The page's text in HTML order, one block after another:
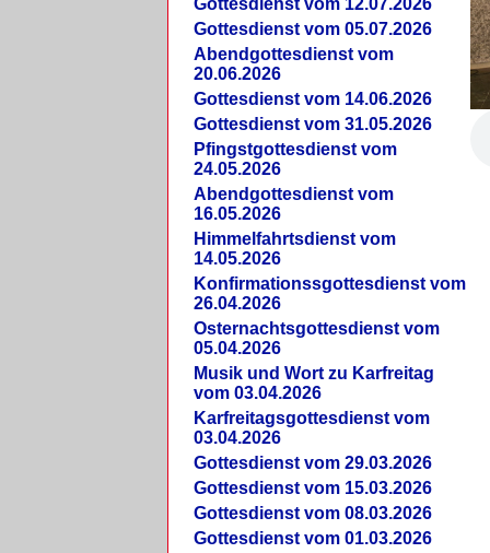
Gottesdienst vom 12.07.2026
Gottesdienst vom 05.07.2026
Abendgottesdienst vom
20.06.2026
Gottesdienst vom 14.06.2026
Gottesdienst vom 31.05.2026
Pfingstgottesdienst vom
24.05.2026
Abendgottesdienst vom
16.05.2026
Himmelfahrtsdienst vom
14.05.2026
Konfirmationssgottesdienst vom
26.04.2026
Osternachtsgottesdienst vom
05.04.2026
Musik und Wort zu Karfreitag
vom 03.04.2026
Karfreitagsgottesdienst vom
03.04.2026
Gottesdienst vom 29.03.2026
Gottesdienst vom 15.03.2026
Gottesdienst vom 08.03.2026
Gottesdienst vom 01.03.2026